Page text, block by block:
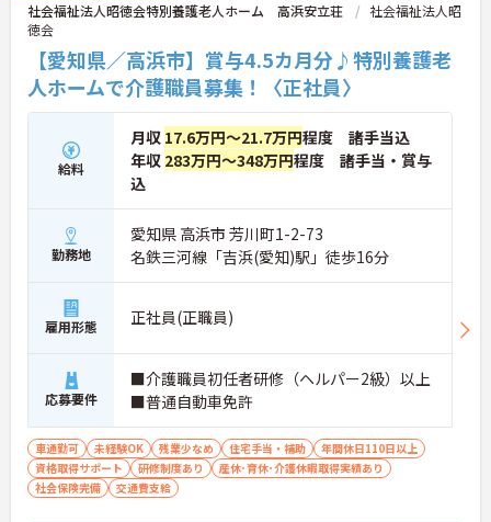
社会福祉法人昭徳会特別養護老人ホーム 高浜安立荘
社会福祉法人昭
徳会
【愛知県／高浜市】賞与4.5カ月分♪特別養護老
人ホームで介護職員募集！〈正社員〉
給料
月収 17.6万円～21.7万円程度 諸手当込
年収 283万円～348万円程度 諸手当・賞与
込
勤務地
愛知県 高浜市 芳川町1-2-73
名鉄三河線「吉浜(愛知)駅」徒歩16分
雇用形態 正社員(正職員)
応募要件
■介護職員初任者研修（ヘルパー2級）以上
■普通自動車免許
車通勤可 未経験OK 残業少なめ 住宅手当・補助
年間休日110日以上
資格取得サポート
研修制度あり
産休･育休･介護休暇取得実績あり
社会保険完備
交通費支給